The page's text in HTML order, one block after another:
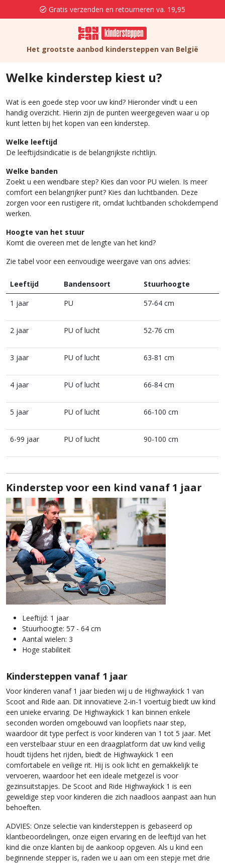
Gratis verzenden en retourneren va. 19,95
Het grootste aanbod kindersteppen van België
Welke kinderstep kiest u?
Wat is een goede step voor uw kind? Hieronder vindt u een
handig overzicht. Hierin zijn de punten weergegeven waar u op
kunt letten bij het kopen van een kinderstep.
Welke leeftijd
De leeftijdsindicatie is de belangrijkste richtlijn.
Welke banden
Zoekt u een wendbare step? Kies dan voor PU wielen. Is meer
comfort een belangrijker punt? Kies dan luchtbanden. Deze
zorgen voor een rustigere rit, omdat luchtbanden schokdempend
werken.
Hoogte van het stuur
Komt die overeen met de lengte van het kind?
Zie tabel voor een eenvoudige weergave van ons advies:
Leeftijd Bandensoort
Stuurhoogte
1 jaar
PU 57-64 cm
2 jaar PU of lucht 52-76 cm
3 jaar PU of lucht 63-81 cm
4 jaar PU of lucht 66-84 cm
5 jaar PU of lucht 66-100 cm
6-99 jaar PU of lucht 90-100 cm
Kinderstep voor een kind vanaf 1 jaar
Leeftijd: 1 jaar
Stuurhoogte: 57 - 64 cm
Aantal wielen: 3
Hoge stabiliteit
Kindersteppen vanaf 1 jaar
Voor kinderen vanaf 1 jaar bieden wij u de Highwaykick 1 van
Scoot and Ride aan. Dit innovatieve 2-in-1 voertuig biedt uw kind
een unieke ervaring. De Highwaykick 1 kan binnen enkele
seconden worden omgebouwd van loopfiets naar step,
waardoor dit type perfect is voor kinderen van 1 tot 5 jaar. Met
een verstelbaar stuur en een draagplatform dat uw kind veilig
houdt tijdens het rijden, biedt de Highwaykick 1 een
comfortabele en veilige rit. Hij is ook licht en gemakkelijk te
vervoeren, waardoor het een ideale metgezel is voor
gezinsuitstapjes. De Scoot and Ride Highwaykick 1 is een
geweldige step voor kinderen die zich naadloos aanpast aan hun
behoeften.
ADVIES: Onze selectie van kindersteppen is gebaseerd op
klantbeoordelingen, onze eigen ervaring en de leeftijd van het
kind die onze klanten bij de aankoop opgeven. Als u kind een
beginnende stepper is, raden we u aan om een stepje met drie